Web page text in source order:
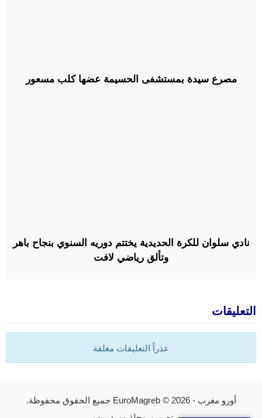
مصرع سيدة بمستشفى الحسيمة عضها كلب مسعور
نادي سلوان للكرة الحديدية يختتم دوريه السنوي بنجاح باهر
وتألق رياضي لافت
التعليقات
عذراً التعليقات مغلقة
أورو مغرب - EuroMagreb© 2026 جميع الحقوق محفوظة.